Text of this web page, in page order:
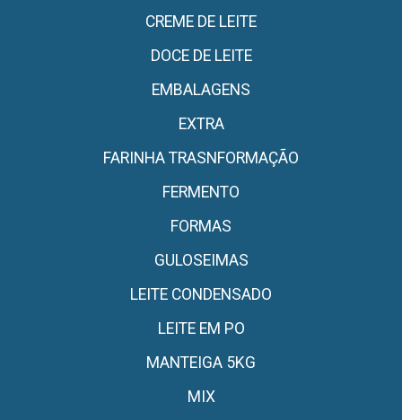
CREME DE LEITE
DOCE DE LEITE
EMBALAGENS
EXTRA
FARINHA TRASNFORMAÇÃO
FERMENTO
FORMAS
GULOSEIMAS
LEITE CONDENSADO
LEITE EM PO
MANTEIGA 5KG
MIX